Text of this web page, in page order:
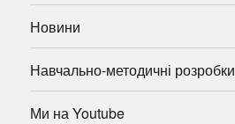
Новини
Навчально-методичні розробки
Ми на Youtube